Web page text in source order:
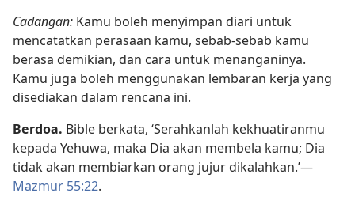
Cadangan: Kamu boleh menyimpan diari untuk
mencatatkan perasaan kamu, sebab-sebab kamu
berasa demikian, dan cara untuk menanganinya.
Kamu juga boleh menggunakan lembaran kerja yang
disediakan dalam rencana ini.
Berdoa. Bible berkata, ‘Serahkanlah kekhuatiranmu
kepada Yehuwa, maka Dia akan membela kamu; Dia
tidak akan membiarkan orang jujur dikalahkan.’​—
Mazmur 55:22.